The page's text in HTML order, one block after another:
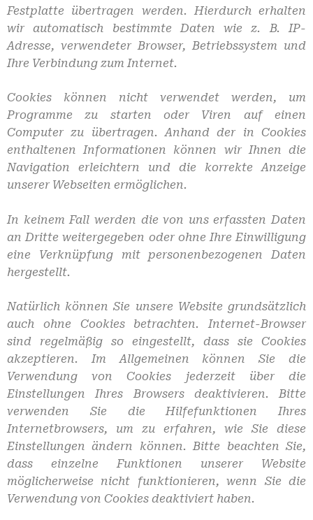
Festplatte übertragen werden. Hierdurch erhalten
wir automatisch bestimmte Daten wie z. B. IP-
Adresse, verwendeter Browser, Betriebssystem und
Ihre Verbindung zum Internet.
Cookies können nicht verwendet werden, um
Programme zu starten oder Viren auf einen
Computer zu übertragen. Anhand der in Cookies
enthaltenen Informationen können wir Ihnen die
Navigation erleichtern und die korrekte Anzeige
unserer Webseiten ermöglichen.
In keinem Fall werden die von uns erfassten Daten
an Dritte weitergegeben oder ohne Ihre Einwilligung
eine Verknüpfung mit personenbezogenen Daten
hergestellt.
Natürlich können Sie unsere Website grundsätzlich
auch ohne Cookies betrachten. Internet-Browser
sind regelmäßig so eingestellt, dass sie Cookies
akzeptieren. Im Allgemeinen können Sie die
Verwendung von Cookies jederzeit über die
Einstellungen Ihres Browsers deaktivieren. Bitte
verwenden Sie die Hilfefunktionen Ihres
Internetbrowsers, um zu erfahren, wie Sie diese
Einstellungen ändern können. Bitte beachten Sie,
dass einzelne Funktionen unserer Website
möglicherweise nicht funktionieren, wenn Sie die
Verwendung von Cookies deaktiviert haben.